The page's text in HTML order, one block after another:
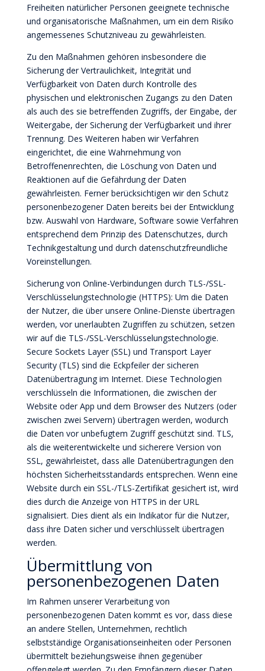
Freiheiten natürlicher Personen geeignete technische
und organisatorische Maßnahmen, um ein dem Risiko
angemessenes Schutzniveau zu gewährleisten.
Zu den Maßnahmen gehören insbesondere die
Sicherung der Vertraulichkeit, Integrität und
Verfügbarkeit von Daten durch Kontrolle des
physischen und elektronischen Zugangs zu den Daten
als auch des sie betreffenden Zugriffs, der Eingabe, der
Weitergabe, der Sicherung der Verfügbarkeit und ihrer
Trennung. Des Weiteren haben wir Verfahren
eingerichtet, die eine Wahrnehmung von
Betroffenenrechten, die Löschung von Daten und
Reaktionen auf die Gefährdung der Daten
gewährleisten. Ferner berücksichtigen wir den Schutz
personenbezogener Daten bereits bei der Entwicklung
bzw. Auswahl von Hardware, Software sowie Verfahren
entsprechend dem Prinzip des Datenschutzes, durch
Technikgestaltung und durch datenschutzfreundliche
Voreinstellungen.
Sicherung von Online-Verbindungen durch TLS-/SSL-
Verschlüsselungstechnologie (HTTPS): Um die Daten
der Nutzer, die über unsere Online-Dienste übertragen
werden, vor unerlaubten Zugriffen zu schützen, setzen
wir auf die TLS-/SSL-Verschlüsselungstechnologie.
Secure Sockets Layer (SSL) und Transport Layer
Security (TLS) sind die Eckpfeiler der sicheren
Datenübertragung im Internet. Diese Technologien
verschlüsseln die Informationen, die zwischen der
Website oder App und dem Browser des Nutzers (oder
zwischen zwei Servern) übertragen werden, wodurch
die Daten vor unbefugtem Zugriff geschützt sind. TLS,
als die weiterentwickelte und sicherere Version von
SSL, gewährleistet, dass alle Datenübertragungen den
höchsten Sicherheitsstandards entsprechen. Wenn eine
Website durch ein SSL-/TLS-Zertifikat gesichert ist, wird
dies durch die Anzeige von HTTPS in der URL
signalisiert. Dies dient als ein Indikator für die Nutzer,
dass ihre Daten sicher und verschlüsselt übertragen
werden.
Übermittlung von
personenbezogenen Daten
Im Rahmen unserer Verarbeitung von
personenbezogenen Daten kommt es vor, dass diese
an andere Stellen, Unternehmen, rechtlich
selbstständige Organisationseinheiten oder Personen
übermittelt beziehungsweise ihnen gegenüber